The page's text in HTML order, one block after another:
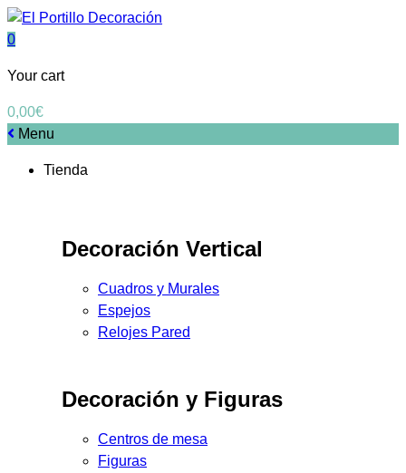
0
Your cart
0,00€
Menu
Tienda
Decoración Vertical
Cuadros y Murales
Espejos
Relojes Pared
Decoración y Figuras
Centros de mesa
Figuras